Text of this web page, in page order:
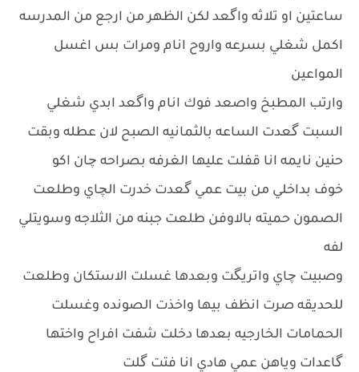
ساعتين او تلاثه واگعد لكن الظهر من ارجع من المدرسه
اكمل شغلي بسرعه واروح انام ومرات بس اغسل
المواعين
وارتب المطبخ واصعد فوك انام واگعد ابدي شغلي
السبت گعدت الساعه بالثمانيه الصبح لان عطله وبقت
حنين نايمه انا قفلت عليها الغرفه بصراحه چان اكو
خوف بداخلي من بيت عمي گعدت خدرت الچاي وطلعت
الصمون حميته بالاوفن طلعت جبنه من الثلاجه وسويتلي
لفه
وصبيت چاي واتريگت وبعدها غسلت الاستكان وطلعت
للحديقه صرت انظف بيها واخذت الصونده وغسلت
الحمامات الخارجيه بعدها دخلت شفت افراح واختها
گاعدات وياهن عمي هادي انا فتت گلت